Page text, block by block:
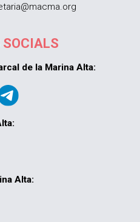
SOCIALS
de la Marina Alta:
Alta: